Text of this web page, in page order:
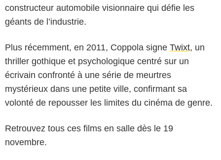
constructeur automobile visionnaire qui défie les
géants de l’industrie.
Plus récemment, en 2011, Coppola signe Twixt, un
thriller gothique et psychologique centré sur un
écrivain confronté à une série de meurtres
mystérieux dans une petite ville, confirmant sa
volonté de repousser les limites du cinéma de genre.
Retrouvez tous ces films en salle dès le 19
novembre.